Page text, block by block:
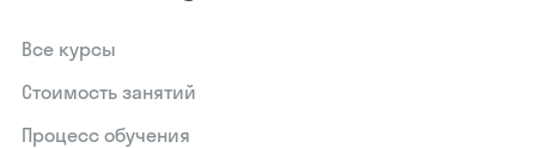
Все курсы
Стоимость занятий
Процесс обучения